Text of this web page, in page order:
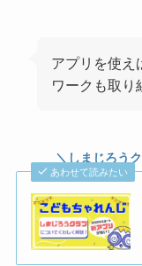
アプリを使え
ワークも取り
＼しまじろう
あわせて読みたい